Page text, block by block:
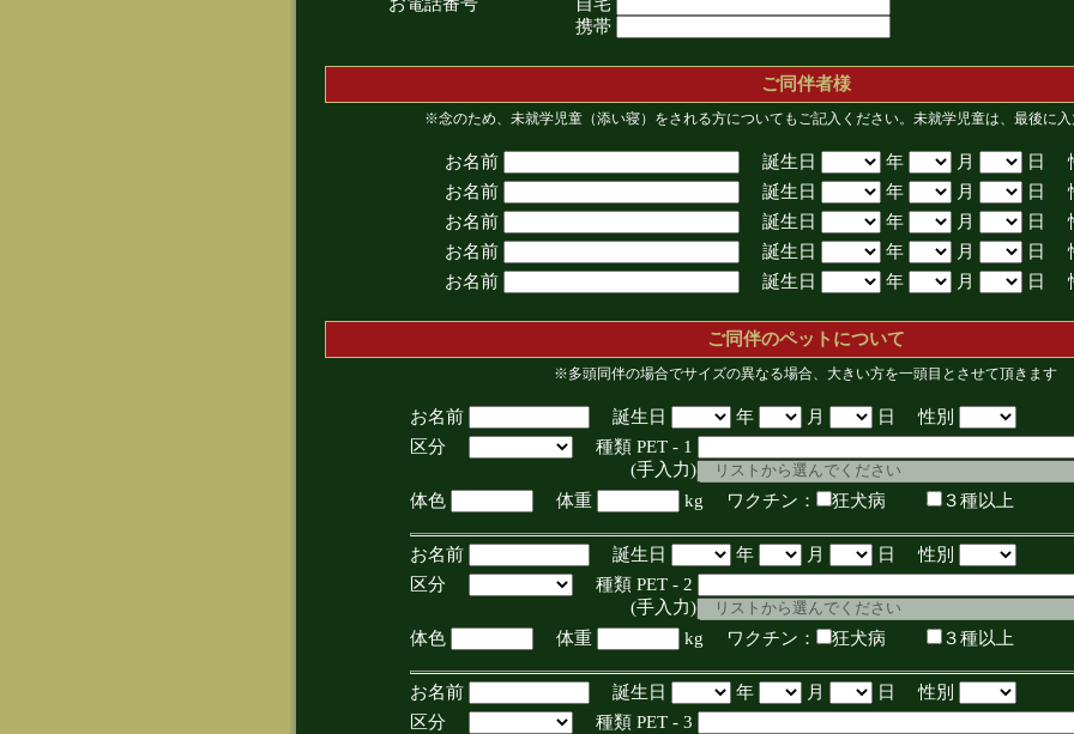
携帯
ご同伴者様
※念のため、未就学児童（添い寝）をされる方についてもご記入ください。未就学児童は、最後に入
お名前 誕生日 年 月
日
お名前
誕生日 年 月
日
お名前
誕生日 年 月
日
お名前
誕生日 年 月
日
お名前
誕生日 年 月 日
ご同伴のペットについて
※多頭同伴の場合でサイズの異なる場合、大きい方を一頭目とさせて頂きます
お名前 誕生日 年 月
日 性別
区分
種類 PET - 1
(手入力)
体色
体重 kg ワクチン： 狂犬病 ３種以上
お名前 誕生日 年 月
日 性別
区分
種類 PET - 2
(手入力)
体色
体重 kg ワクチン： 狂犬病 ３種以上
お名前 誕生日 年 月
日 性別
区分
種類 PET - 3